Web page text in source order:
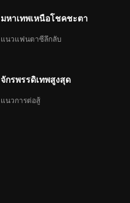
ตัวอย่าง EP34: ประทีป
รักเหนือสองภพ
ตัวอย่าง EP35: ประทีป
รักเหนือสองภพ
มหาเทพเหนือโชคชะตา
แนวแฟนตาซีลึกลับ
จักรพรรดิเทพสูงสุด
แนวการต่อสู้